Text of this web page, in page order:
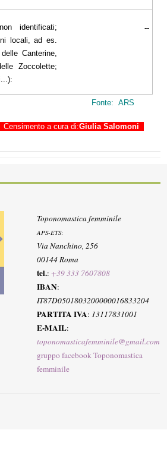
identificati;
locali, ad es.
Canterine,
Zoccolette;
--
Fonte: ARS
Censimento a cura di:Giulia Salomoni
Toponomastica femminile
APS-ETS:
Via Nanchino, 256
00144 Roma
tel.:+39 333 7607808
IBAN:
IT87D0501803200000016833204
PARTITA IVA: 13117831001
E-MAIL:
toponomasticafemminile@gmail.com
gruppo facebook Toponomastica
femminile